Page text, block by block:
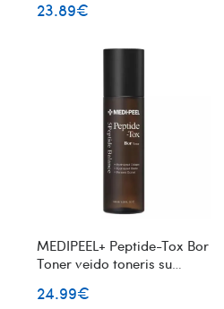
su kolagenu ir probiotikais
23.89€
MEDIPEEL+ Peptide-Tox Bor
Toner veido toneris su
24.99€